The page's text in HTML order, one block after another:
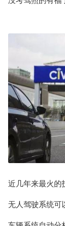
近几年来最火的
无人驾驶系统可